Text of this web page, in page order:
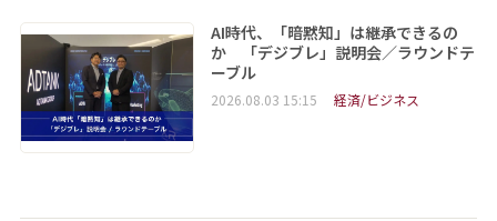
AI時代、「暗黙知」は継承できるの
か 「デジブレ」説明会／ラウンドテ
ーブル
2026.08.03 15:15 経済/ビジネス